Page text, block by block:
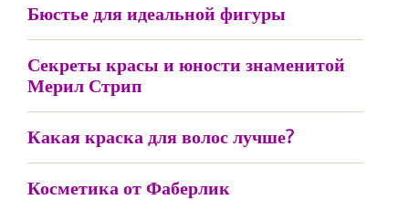
Бюстье для идеальной фигуры
Секреты красы и юности знаменитой
Мерил Стрип
Какая краска для волос лучше?
Косметика от Фаберлик